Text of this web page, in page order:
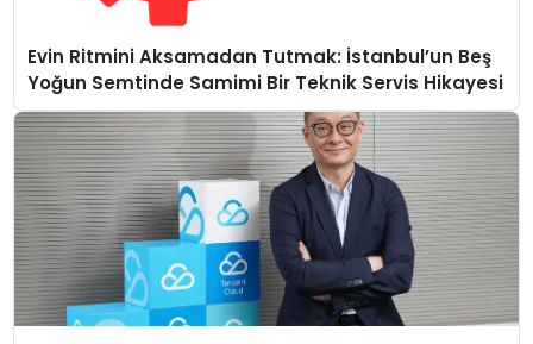
Evin Ritmini Aksamadan Tutmak: İstanbul’un Beş
Yoğun Semtinde Samimi Bir Teknik Servis Hikayesi